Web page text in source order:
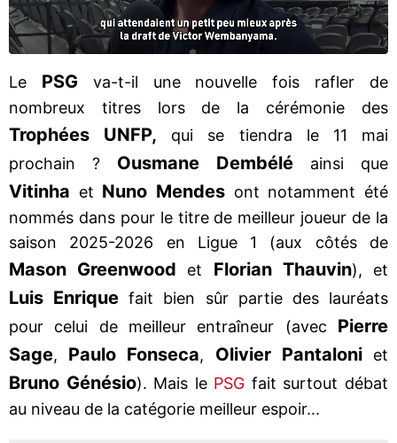
Le PSGva-t-il une nouvelle fois rafler de
nombreux titres lors de la cérémonie des
Trophées UNFP, qui se tiendra le 11 mai
prochain ? Ousmane Dembélé ainsi que
Vitinha et Nuno Mendes ont notamment été
nommés dans pour le titre de meilleur joueur de la
saison 2025-2026 en Ligue 1 (aux côtés de
Mason Greenwood et Florian Thauvin), et
Luis Enrique fait bien sûr partie des lauréats
pour celui de meilleur entraîneur (avec Pierre
Sage, Paulo Fonseca, Olivier Pantaloniet
Bruno Génésio). Mais le PSG fait surtout débat
au niveau de la catégorie meilleur espoir...